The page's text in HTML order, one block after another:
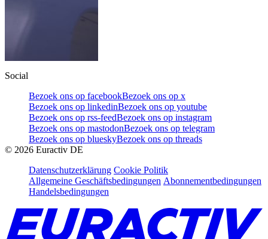
Social
Bezoek ons op facebookBezoek ons op x
Bezoek ons op linkedinBezoek ons op youtube
Bezoek ons op rss-feedBezoek ons op instagram
Bezoek ons op mastodonBezoek ons op telegram
Bezoek ons op blueskyBezoek ons op threads
© 2026 Euractiv DE
Datenschutzerklärung Cookie Politik
Allgemeine Geschäftsbedingungen Abonnementbedingungen
Handelsbedingungen